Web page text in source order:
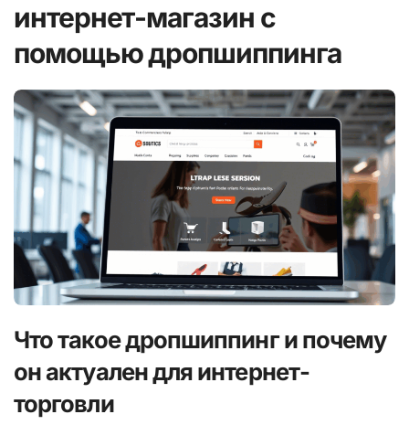
интернет-магазин с
помощью дропшиппинга
Что такое дропшиппинг и почему
он актуален для интернет-
торговли